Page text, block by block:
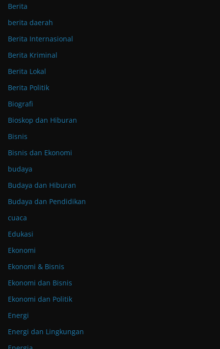
Berita
berita daerah
Berita Internasional
Berita Kriminal
Berita Lokal
Berita Politik
Biografi
Bioskop dan Hiburan
Bisnis
Bisnis dan Ekonomi
budaya
Budaya dan Hiburan
Budaya dan Pendidikan
cuaca
Edukasi
Ekonomi
Ekonomi & Bisnis
Ekonomi dan Bisnis
Ekonomi dan Politik
Energi
Energi dan Lingkungan